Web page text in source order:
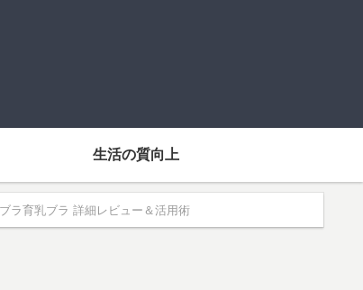
生活の質向上
ラ育乳ブラ 詳細レビュー＆活用術